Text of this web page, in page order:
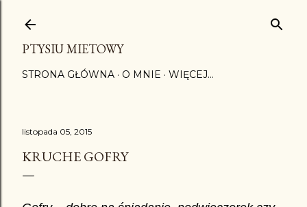
PTYSIU MIETOWY
STRONA GŁÓWNA O MNIE WIĘCEJ…
listopada 05, 2015
KRUCHE GOFRY